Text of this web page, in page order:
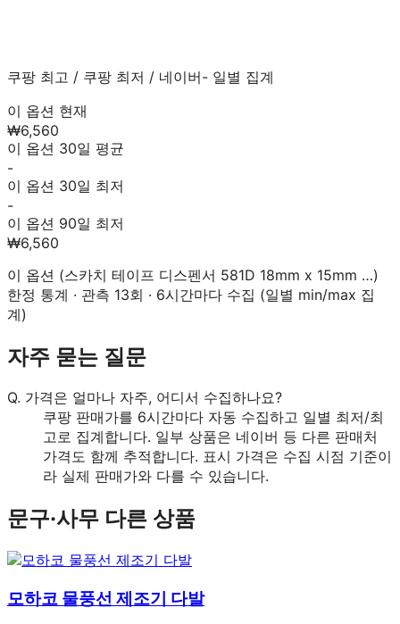
쿠팡 최고 / 쿠팡 최저 / 네이버- 일별 집계
이 옵션 현재
₩6,560
이 옵션 30일 평균
-
이 옵션 30일 최저
-
이 옵션 90일 최저
₩6,560
이 옵션 (스카치 테이프 디스펜서 581D 18mm x 15mm …)
한정 통계 · 관측 13회 · 6시간마다 수집 (일별 min/max 집
계)
자주 묻는 질문
Q. 가격은 얼마나 자주, 어디서 수집하나요?
쿠팡 판매가를 6시간마다 자동 수집하고 일별 최저/최
고로 집계합니다. 일부 상품은 네이버 등 다른 판매처
가격도 함께 추적합니다. 표시 가격은 수집 시점 기준이
라 실제 판매가와 다를 수 있습니다.
문구·사무 다른 상품
모하코 물풍선 제조기 다발